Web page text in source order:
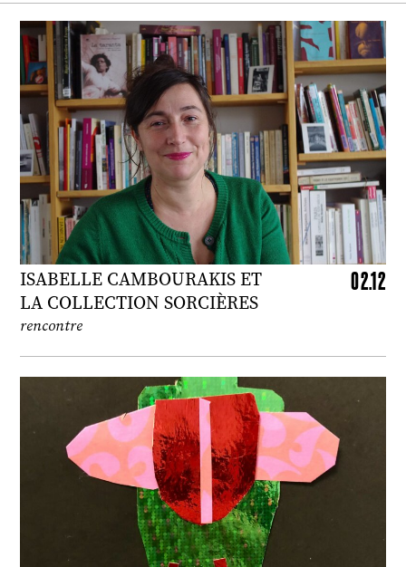
ISABELLE CAMBOURAKIS ET
LA COLLECTION SORCIÈRES
02.12
rencontre